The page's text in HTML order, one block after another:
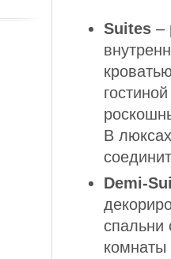
Suites –
В
Demi-
спальни